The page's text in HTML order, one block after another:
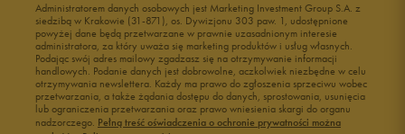
Administratorem danych osobowych jest Marketing Investment Group S.A. z
siedzibą w Krakowie (31-871), os. Dywizjonu 303 paw. 1, udostępnione
powyżej dane będą przetwarzane w prawnie uzasadnionym interesie
administratora, za który uważa się marketing produktów i usług własnych.
Podając swój adres mailowy zgadzasz się na otrzymywanie informacji
handlowych. Podanie danych jest dobrowolne, aczkolwiek niezbędne w celu
otrzymywania newslettera. Każdy ma prawo do zgłoszenia sprzeciwu wobec
przetwarzania, a także żądania dostępu do danych, sprostowania, usunięcia
lub ograniczenia przetwarzania oraz prawo wniesienia skargi do organu
nadzorczego. Pełną treść oświadczenia o ochronie prywatności można